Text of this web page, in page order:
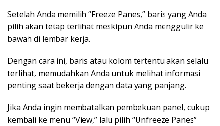
Setelah Anda memilih “Freeze Panes,” baris yang Anda
pilih akan tetap terlihat meskipun Anda menggulir ke
bawah di lembar kerja.
Dengan cara ini, baris atau kolom tertentu akan selalu
terlihat, memudahkan Anda untuk melihat informasi
penting saat bekerja dengan data yang panjang.
Jika Anda ingin membatalkan pembekuan panel, cukup
kembali ke menu “View,” lalu pilih “Unfreeze Panes”